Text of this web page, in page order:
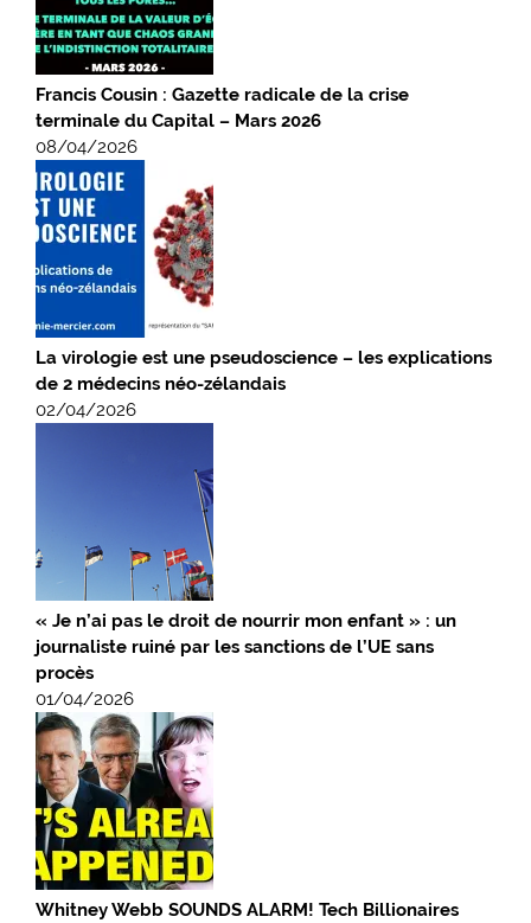
Francis Cousin : Gazette radicale de la crise
terminale du Capital – Mars 2026
08/04/2026
La virologie est une pseudoscience – les explications
de 2 médecins néo-zélandais
02/04/2026
« Je n’ai pas le droit de nourrir mon enfant » : un
journaliste ruiné par les sanctions de l’UE sans
procès
01/04/2026
Whitney Webb SOUNDS ALARM! Tech Billionaires